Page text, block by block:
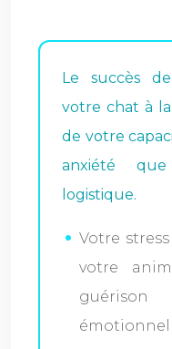
Le succès
votre chat à
de votre
anxiété
logistique.
Votre
votre